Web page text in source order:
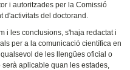
i autoritzades per la Comissió
d'activitats del doctorand.
i les conclusions, s'haja redactat i
per a la comunicació científica en
de les llengües oficial o
aplicable quan les estades,